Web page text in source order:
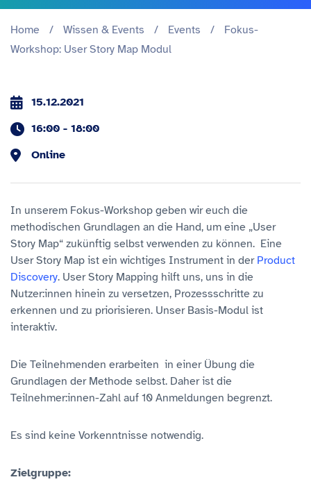
Home / Wissen & Events / Events /
Fokus-
Workshop: User Story Map Modul
15.12.2021
16:00
18:00
Online
In unserem Fokus-Workshop geben wir euch die
methodischen Grundlagen an die Hand, um eine „User
Story Map“ zukünftig selbst verwenden zu können. Eine
User Story Map ist ein wichtiges Instrument in der Product
Discovery. User Story Mapping hilft uns, uns in die
Nutzer:innen hinein zu versetzen, Prozessschritte zu
erkennen und zu priorisieren. Unser Basis-Modul ist
interaktiv.
Die Teilnehmenden erarbeiten in einer Übung die
Grundlagen der Methode selbst. Daher ist die
Teilnehmer:innen-Zahl auf 10 Anmeldungen begrenzt.
Es sind keine Vorkenntnisse notwendig.
Zielgruppe: